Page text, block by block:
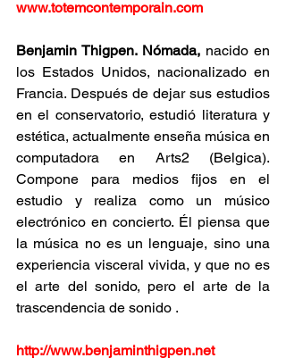
www.totemcontemporain.com
Benjamin Thigpen. Nómada, nacido en
los Estados Unidos, nacionalizado en
Francia. Después de dejar sus estudios
en el conservatorio, estudió literatura y
estética, actualmente enseña música en
computadora en Arts2 (Belgica).
Compone para medios fijos en el
estudio y realiza como un músico
electrónico en concierto. Él piensa que
la música no es un lenguaje, sino una
experiencia visceral vivida, y que no es
el arte del sonido, pero el arte de la
trascendencia de sonido .
http://www.benjaminthigpen.net